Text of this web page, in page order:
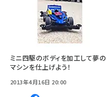
ミニ四駆のボディを加工して夢の
マシンを仕上げよう！
2013年4月16日 20:00